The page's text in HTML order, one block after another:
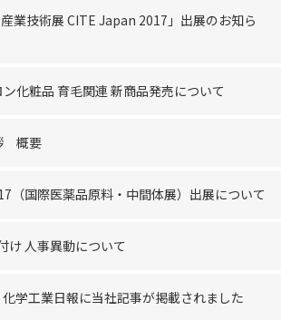
産業技術展 CITE Japan 2017」出展のお知ら
化粧品 育毛関連 新商品発売について
概要
（国際医薬品原料・中間体展）出展について
け 人事異動について
学工業日報に当社記事が掲載されました